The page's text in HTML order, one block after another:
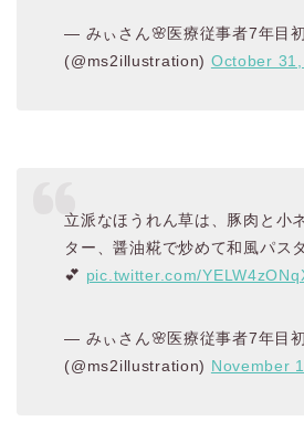
— みぃさん🌸医療従事者7年目
(@ms2illustration) October
立派なほうれん草は、豚肉と小
ター、醤油糀で炒めて和風パス
💕 pic.twitter.com/
— みぃさん🌸医療従事者7年目
(@ms2illustration) November